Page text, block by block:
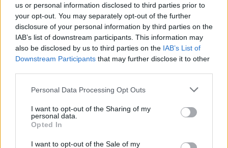
us or personal information disclosed to third parties prior to
your opt-out. You may separately opt-out of the further
disclosure of your personal information by third parties on the
IAB’s list of downstream participants. This information may
also be disclosed by us to third parties on the IAB’s List of
Downstream Participants that may further disclose it to other
Please note that this website/app uses one or more Google
not limited to your visit or usage behaviour. You may click to
grant or deny consent to Google and its third-party tags to
use your data for below specified purposes in below Google
consent section.
Personal Data Processing Opt Outs
I want to opt-out of the Sharing of my
personal data.
Opted In
I want to opt-out of the Sale of my
FLASH FOCUS